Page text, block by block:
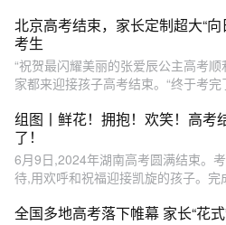
北京高考结束，家长定制超大“向
考生
“祝贺最闪耀美丽的张爱辰公主高考
家都来迎接孩子高考结束。“终于考
组图丨鲜花！拥抱！欢笑！高考
了！
6月9日,2024年湖南高考圆满结束。
待,用欢呼和祝福迎接凯旋的孩子。完
全国多地高考落下帷幕 家长“花